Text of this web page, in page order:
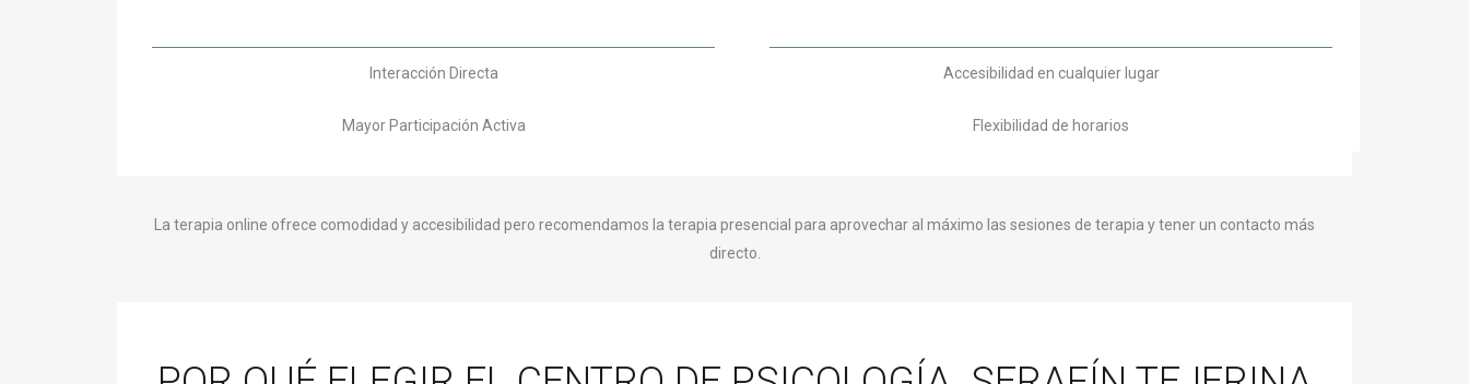
Interacción Directa
Mayor Participación Activa
Accesibilidad en cualquier lugar
Flexibilidad de horarios
La terapia online ofrece comodidad y accesibilidad pero recomendamos la terapia presencial para aprovechar al máximo las sesiones de terapia y tener un contacto más
directo.